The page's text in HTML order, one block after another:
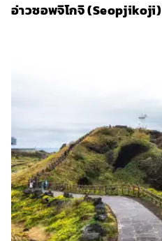
อ่าวซอพจิโกจิ (Seopjikoji)